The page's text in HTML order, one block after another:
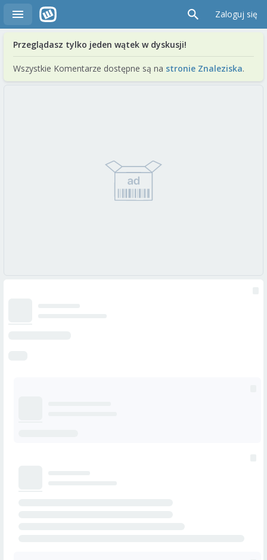
Zaloguj się
Przeglądasz tylko jeden wątek w dyskusji!
Wszystkie Komentarze dostępne są na stronie Znaleziska.